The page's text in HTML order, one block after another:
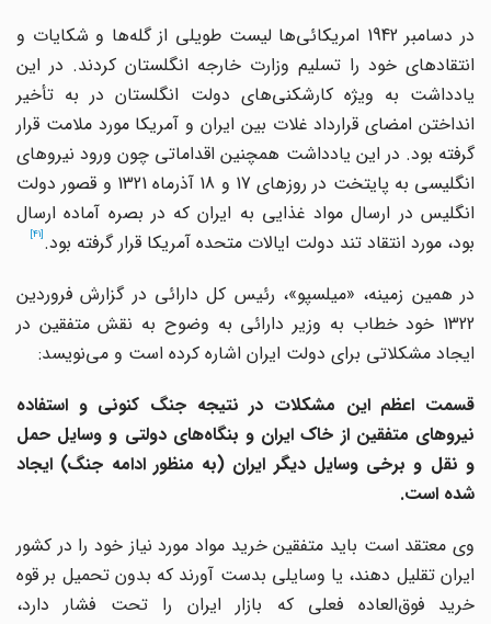
در دسامبر 1942 امریکائی‌ها لیست طویلی از گله‌ها و شکایات و
انتقادهای خود را تسلیم وزارت خارجه انگلستان کردند. در این
یادداشت به ویژه کارشکنی‌های دولت انگلستان در به تأخیر
انداختن امضای قرارداد غلات بین ایران و آمریکا مورد ملامت قرار
گرفته بود. در این یادداشت همچنین اقداماتی چون ورود نیروهای
انگلیسی به پایتخت در روزهای 17 و 18 آذرماه 1321 و قصور دولت
انگلیس در ارسال مواد غذایی به ایران که در بصره آماده ارسال
بود، مورد انتقاد تند دولت ایالات متحده آمریکا قرار گرفته بود.
در همین زمینه، «میلسپو»، رئیس کل دارائی در گزارش فروردین
1322 خود خطاب به وزیر دارائی به وضوح به نقش متفقین در
ایجاد مشکلاتی برای دولت ایران اشاره کرده است و می‌نویسد:
قسمت اعظم این مشکلات در نتیجه جنگ کنونی و استفاده
نیروهای متفقین از خاک ایران و بنگاه‌های دولتی و وسایل حمل
و نقل و برخی وسایل دیگر ایران (به منظور ادامه جنگ) ایجاد
شده است.
وی معتقد است باید متفقین خرید مواد مورد نیاز خود را در کشور
ایران تقلیل دهند، یا وسایلی بدست آورند که بدون تحمیل بر قوه
خرید فوق‌العاده فعلی که بازار ایران را تحت فشار دارد،